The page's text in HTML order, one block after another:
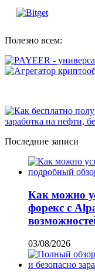
Полезно всем:
Последние записи
Как можно
форекс с
03/08/2026